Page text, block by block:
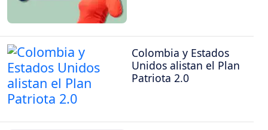
Colombia y Estados
Unidos alistan el Plan
Patriota 2.0